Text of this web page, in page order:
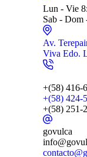
Lun - Vie
Sab -
Av.
Viva Edo.
+(58) 416-
+(58) 424-
+(58) 251-
govulca